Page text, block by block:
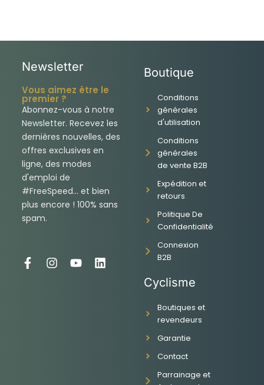
Newsletter
Vous aimez être le
premier ?
Abonnez-vous à notre
Newsletter. Recevez les
dernières nouvelles, des
offres exclusives en
ligne, des modes
d'emploi de
#FreeSpeed... et bien
plus encore ! 100% sans
spam.
F
I
Y
L
Boutique
Conditions
générales
d'utilisation
Conditions
générales
de vente B2B
Expédition et
retours
Politique De
Confidentialité
Connexion
B2B
Cyclisme
Boutiques et
revendeurs
Garantie
Contact
Parrainage et